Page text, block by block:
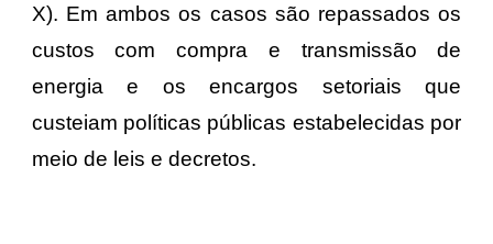
X). Em ambos os casos são repassados os
custos com compra e transmissão de
energia e os encargos setoriais que
custeiam políticas públicas estabelecidas por
meio de leis e decretos.